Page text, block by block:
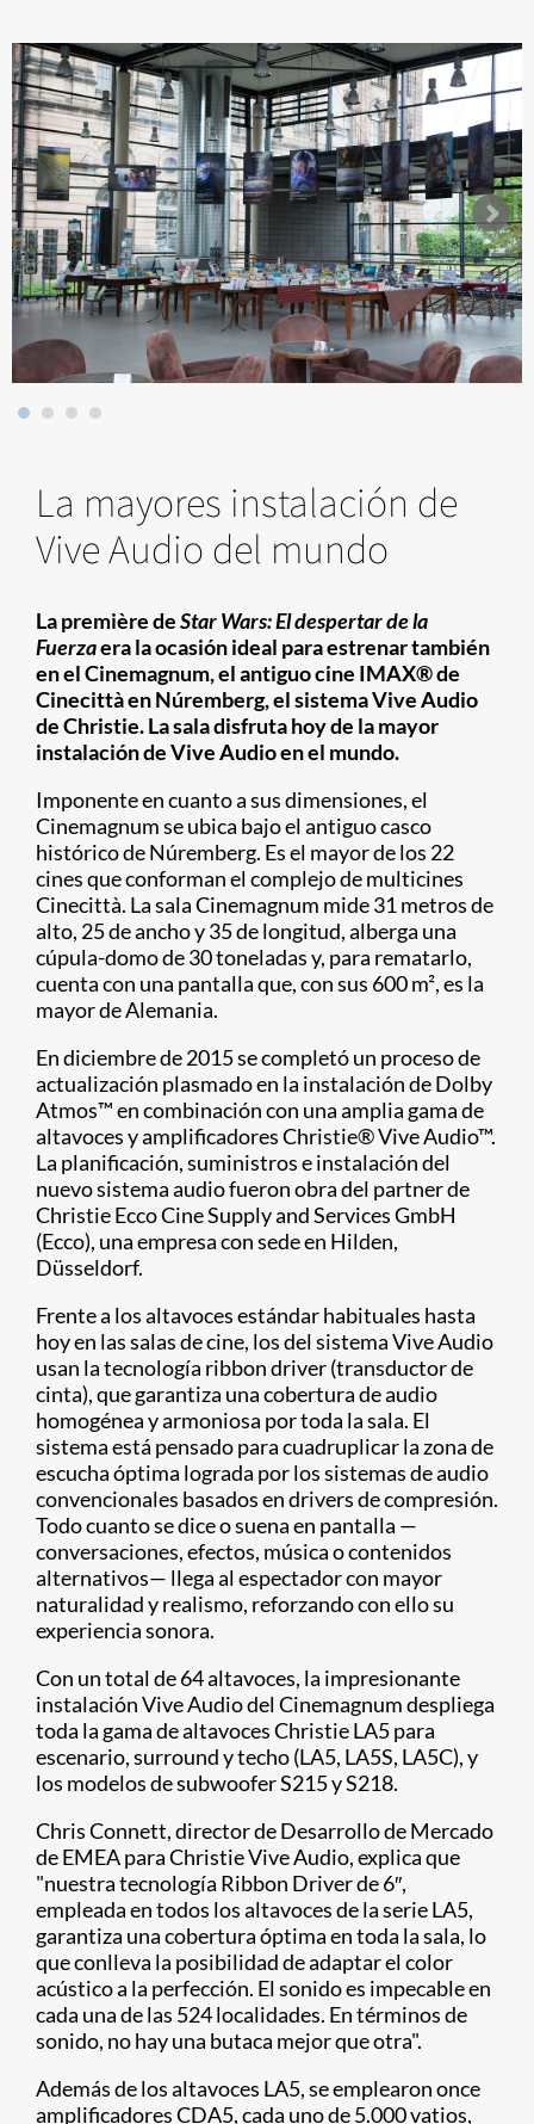
La mayores instalación de
Vive Audio del mundo
La première deStar Wars: El despertar de la
Fuerzaera la ocasión ideal para estrenar también
en el Cinemagnum, el antiguo cine IMAX® de
Cinecittà en Núremberg, el sistema Vive Audio
de Christie. La sala disfruta hoy de la mayor
instalación de Vive Audio en el mundo.
Imponente en cuanto a sus dimensiones, el
Cinemagnum se ubica bajo el antiguo casco
histórico de Núremberg. Es el mayor de los 22
cines que conforman el complejo de multicines
Cinecittà. La sala Cinemagnum mide 31 metros de
alto, 25 de ancho y 35 de longitud, alberga una
cúpula-domo de 30 toneladas y, para rematarlo,
cuenta con una pantalla que, con sus 600 m², es la
mayor de Alemania.
En diciembre de 2015 se completó un proceso de
actualización plasmado en la instalación de Dolby
Atmos™ en combinación con una amplia gama de
altavoces y amplificadores Christie® Vive Audio™.
La planificación, suministros e instalación del
nuevo sistema audio fueron obra del partner de
Christie Ecco Cine Supply and Services GmbH
(Ecco), una empresa con sede en Hilden,
Düsseldorf.
Frente a los altavoces estándar habituales hasta
hoy en las salas de cine, los del sistema Vive Audio
usan la tecnología ribbon driver (transductor de
cinta), que garantiza una cobertura de audio
homogénea y armoniosa por toda la sala. El
sistema está pensado para cuadruplicar la zona de
escucha óptima lograda por los sistemas de audio
convencionales basados en drivers de compresión.
Todo cuanto se dice o suena en pantalla —
conversaciones, efectos, música o contenidos
alternativos— llega al espectador con mayor
naturalidad y realismo, reforzando con ello su
experiencia sonora.
Con un total de 64 altavoces, la impresionante
instalación Vive Audio del Cinemagnum despliega
toda la gama de altavoces Christie LA5 para
escenario, surround y techo (LA5, LA5S, LA5C), y
los modelos de subwoofer S215 y S218.
Chris Connett, director de Desarrollo de Mercado
de EMEA para Christie Vive Audio, explica que
"nuestra tecnología Ribbon Driver de 6″,
empleada en todos los altavoces de la serie LA5,
garantiza una cobertura óptima en toda la sala, lo
que conlleva la posibilidad de adaptar el color
acústico a la perfección. El sonido es impecable en
cada una de las 524 localidades. En términos de
sonido, no hay una butaca mejor que otra".
Además de los altavoces LA5, se emplearon once
amplificadores CDA5, cada uno de 5.000 vatios,